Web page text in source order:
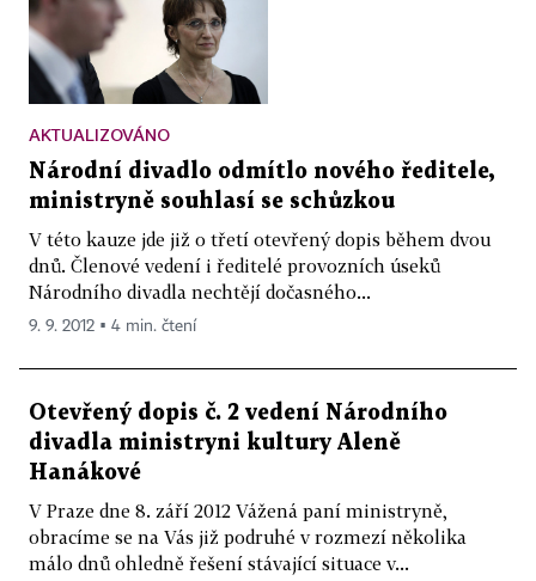
AKTUALIZOVÁNO
Národní divadlo odmítlo nového ředitele,
ministryně souhlasí se schůzkou
V této kauze jde již o třetí otevřený dopis během dvou
dnů. Členové vedení i ředitelé provozních úseků
Národního divadla nechtějí dočasného...
9. 9. 2012 ▪ 4 min. čtení
Otevřený dopis č. 2 vedení Národního
divadla ministryni kultury Aleně
Hanákové
V Praze dne 8. září 2012 Vážená paní ministryně,
obracíme se na Vás již podruhé v rozmezí několika
málo dnů ohledně řešení stávající situace v...